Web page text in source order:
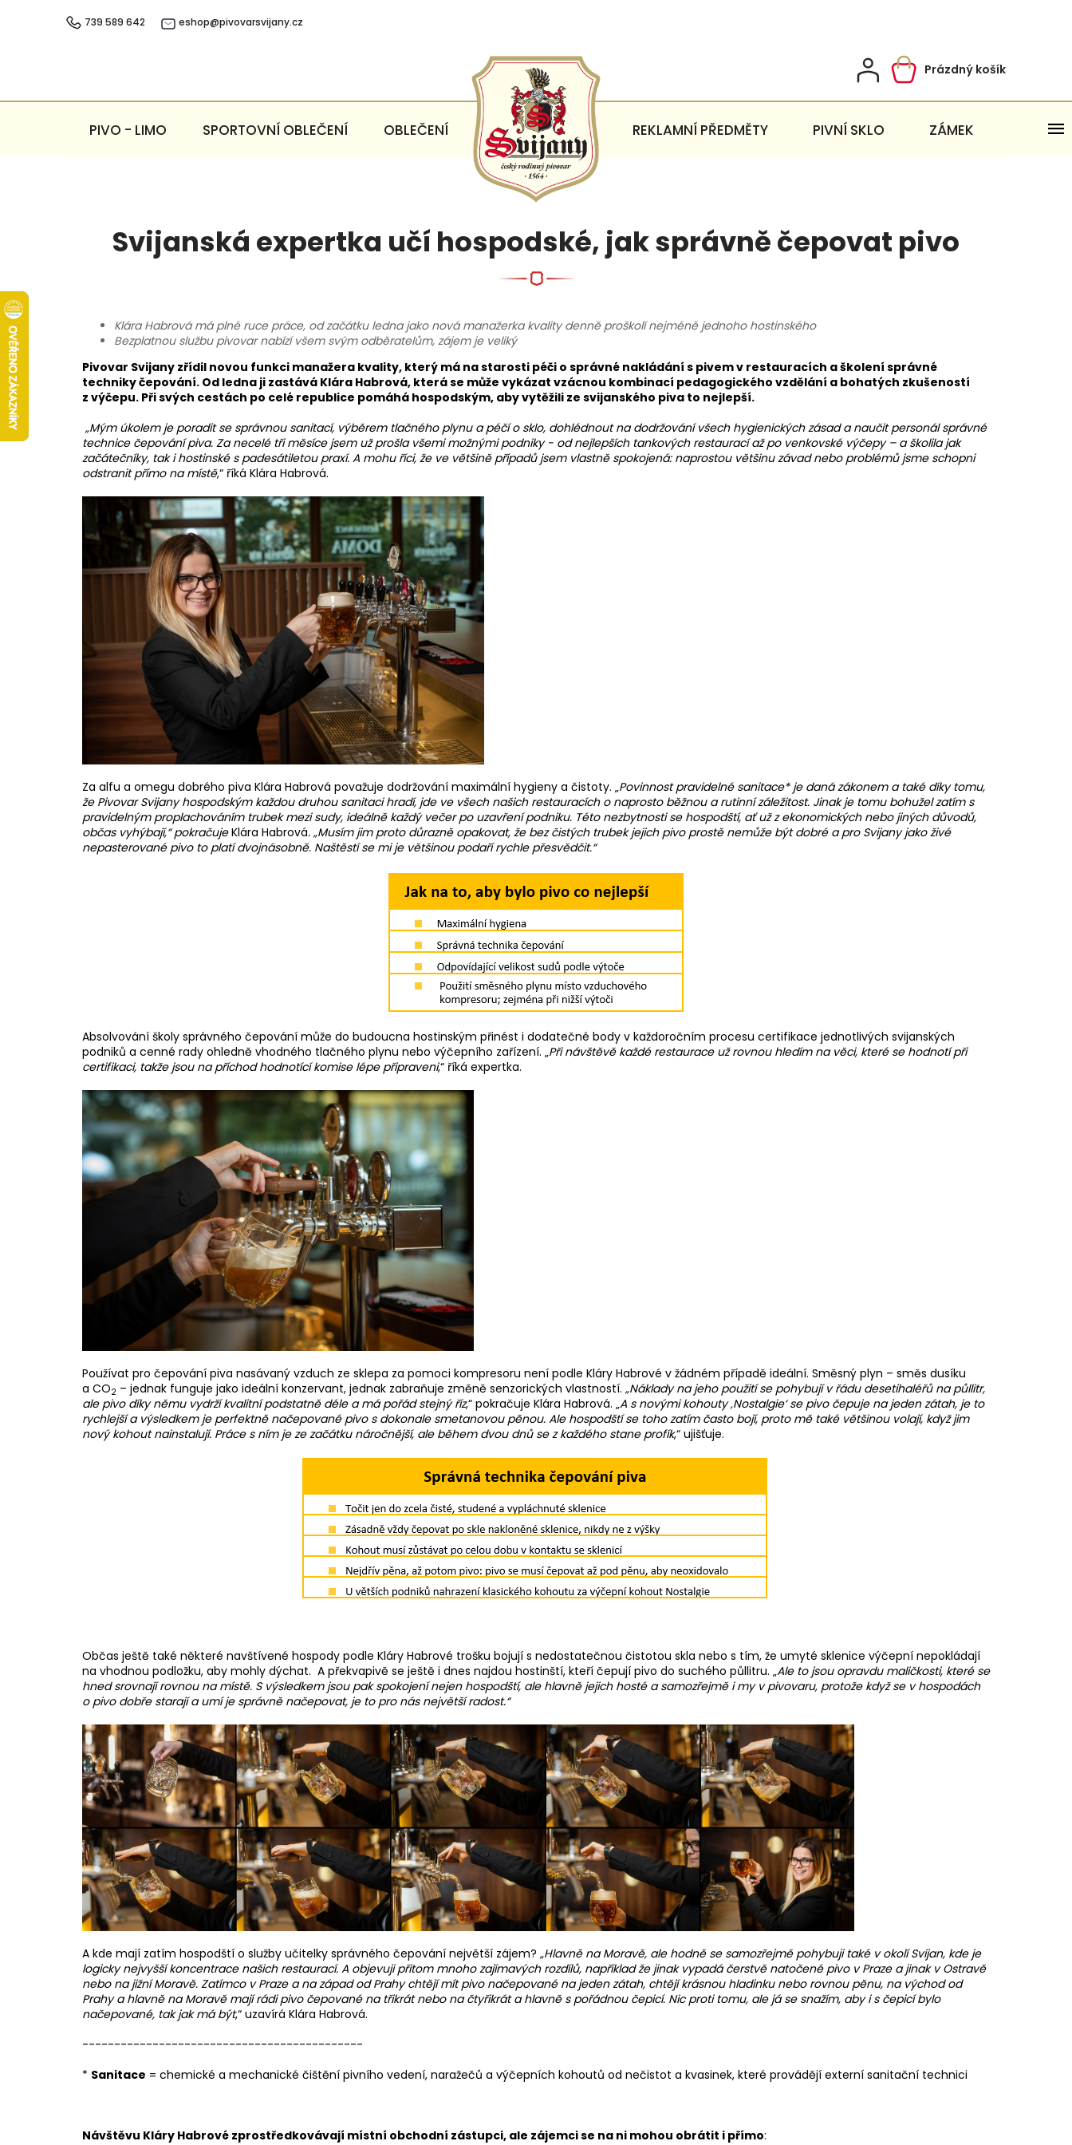
739 589 642 eshop@pivovarsvijany.cz
Nákupní
košík
Prázdný košík
PIVO - LIMO SPORTOVNÍ OBLEČENÍ OBLEČENÍ REKLAMNÍ PŘEDMĚTY PIVNÍ SKLO ZÁMEK
Svijanská expertka učí hospodské, jak správně čepovat pivo
Klára Habrová má plné ruce práce, od začátku ledna jako nová manažerka kvality denně proškolí nejméně jednoho hostinského
Bezplatnou službu pivovar nabízí všem svým odběratelům, zájem je veliký
Pivovar Svijany zřídil novou funkci manažera kvality, který má na starosti péči o správné nakládání s pivem v restauracích a školení správné
techniky čepování. Od ledna ji zastává Klára Habrová, která se může vykázat vzácnou kombinací pedagogického vzdělání a bohatých zkušeností
z výčepu. Při svých cestách po celé republice pomáhá hospodským, aby vytěžili ze svijanského piva to nejlepší.
„Mým úkolem je poradit se správnou sanitací, výběrem tlačného plynu a péčí o sklo, dohlédnout na dodržování všech hygienických zásad a naučit personál správné
technice čepování piva. Za necelé tři měsíce jsem už prošla všemi možnými podniky - od nejlepších tankových restaurací až po venkovské výčepy – a školila jak
začátečníky, tak i hostinské s padesátiletou praxí. A mohu říci, že ve většině případů jsem vlastně spokojená: naprostou většinu závad nebo problémů jsme schopni
odstranit přímo na místě,“ říká Klára Habrová.
Za alfu a omegu dobrého piva Klára Habrová považuje dodržování maximální hygieny a čistoty. „Povinnost pravidelné sanitace* je daná zákonem a také díky tomu,
že Pivovar Svijany hospodským každou druhou sanitaci hradí, jde ve všech našich restauracích o naprosto běžnou a rutinní záležitost. Jinak je tomu bohužel zatím s
pravidelným proplachováním trubek mezi sudy, ideálně každý večer po uzavření podniku. Této nezbytnosti se hospodští, ať už z ekonomických nebo jiných důvodů,
občas vyhýbají,“ pokračujeKlára Habrová. „Musím jim proto důrazně opakovat, že bez čistých trubek jejich pivo prostě nemůže být dobré a pro Svijany jako živé
nepasterované pivo to platí dvojnásobně. Naštěstí se mi je většinou podaří rychle přesvědčit.“
Absolvování školy správného čepování může do budoucna hostinským přinést i dodatečné body v každoročním procesu certifikace jednotlivých svijanských
podniků a cenné rady ohledně vhodného tlačného plynu nebo výčepního zařízení. „Při návštěvě každé restaurace už rovnou hledím na věci, které se hodnotí při
certifikaci, takže jsou na příchod hodnotící komise lépe připraveni,“ říká expertka.
Používat pro čepování piva nasávaný vzduch ze sklepa za pomoci kompresoru není podle Kláry Habrové v žádném případě ideální. Směsný plyn – směs dusíku
a CO2 – jednak funguje jako ideální konzervant, jednak zabraňuje změně senzorických vlastností. „Náklady na jeho použití se pohybují v řádu desetihaléřů na půllitr,
ale pivo díky němu vydrží kvalitní podstatně déle a má pořád stejný říz,“ pokračuje Klára Habrová. „A s novými kohouty ‚Nostalgie‘ se pivo čepuje na jeden zátah, je to
rychlejší a výsledkem je perfektně načepované pivo s dokonale smetanovou pěnou. Ale hospodští se toho zatím často bojí, proto mě také většinou volají, když jim
nový kohout nainstalují. Práce s ním je ze začátku náročnější, ale během dvou dnů se z každého stane profík,“ ujišťuje.
Občas ještě také některé navštívené hospody podle Kláry Habrové trošku bojují s nedostatečnou čistotou skla nebo s tím, že umyté sklenice výčepní nepokládají
na vhodnou podložku, aby mohly dýchat. A překvapivě se ještě i dnes najdou hostinští, kteří čepují pivo do suchého půllitru. „Ale to jsou opravdu maličkosti, které se
hned srovnají rovnou na místě. S výsledkem jsou pak spokojení nejen hospodští, ale hlavně jejich hosté a samozřejmě i my v pivovaru, protože když se v hospodách
o pivo dobře starají a umí je správně načepovat, je to pro nás největší radost.“
A kde mají zatím hospodští o služby učitelky správného čepování největší zájem? „Hlavně na Moravě, ale hodně se samozřejmě pohybuji také v okolí Svijan, kde je
logicky nejvyšší koncentrace našich restaurací. A objevuji přitom mnoho zajímavých rozdílů, například že jinak vypadá čerstvě natočené pivo v Praze a jinak v Ostravě
nebo na jižní Moravě. Zatímco v Praze a na západ od Prahy chtějí mít pivo načepované na jeden zátah, chtějí krásnou hladinku nebo rovnou pěnu, na východ od
Prahy a hlavně na Moravě mají rádi pivo čepované na třikrát nebo na čtyřikrát a hlavně s pořádnou čepicí. Nic proti tomu, ale já se snažím, aby i s čepicí bylo
načepované, tak jak má být,“ uzavírá Klára Habrová.
--------------------------------------------
* Sanitace = chemické a mechanické čištění pivního vedení, naražečů a výčepních kohoutů od nečistot a kvasinek, které provádějí externí sanitační technici
Návštěvu Kláry Habrové zprostředkovávají místní obchodní zástupci, ale zájemci se na ni mohou obrátit i přímo: